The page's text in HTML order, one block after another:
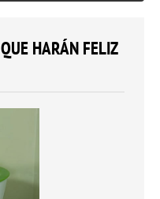
HARÁN FELIZ